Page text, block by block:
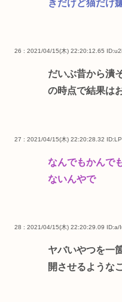
きだけど猫だけ
26 : 2021/04/15(木) 22:20:12.65
だいぶ昔から潰
の時点で結果は
27 : 2021/04/15(木) 22:20:28.32
なんでもかんで
ないんやで
28 : 2021/04/15(木) 22:20:29.09
ヤバいやつを一
開させるような